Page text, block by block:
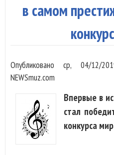
в самом
Опубликованоср, 04/12/
NEWSmuz.com
Впервые в
стал
конкурса